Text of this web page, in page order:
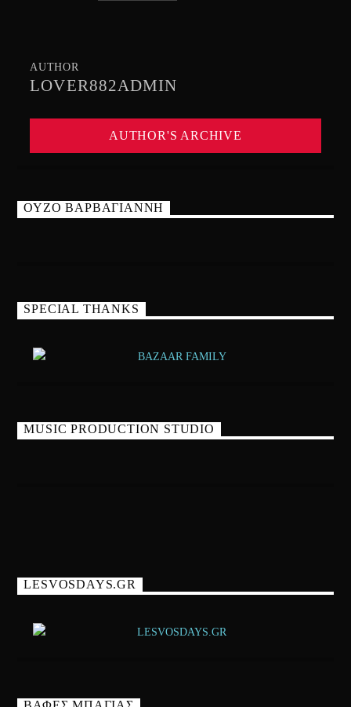
AUTHOR
LOVER882ADMIN
AUTHOR'S ARCHIVE
ΟΥΖΟ ΒΑΡΒΑΓΙΑΝΝΗ
SPECIAL THANKS
MUSIC PRODUCTION STUDIO
LESVOSDAYS.GR